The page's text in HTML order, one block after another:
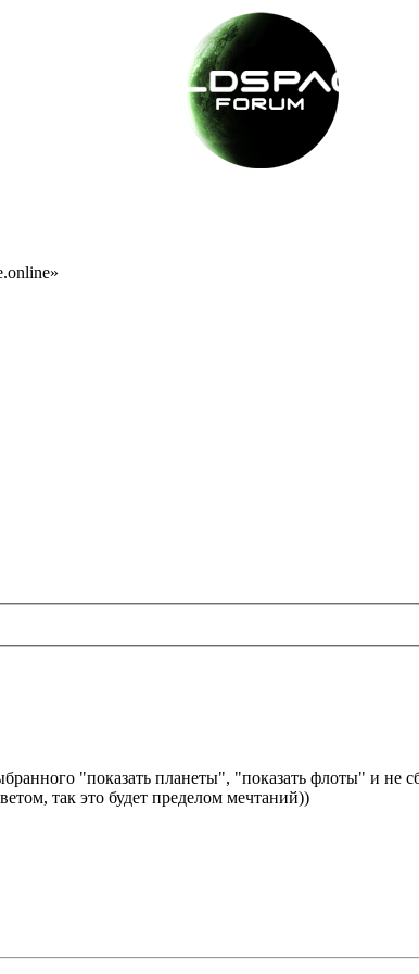
"показать планеты", "показать флоты" и
так это будет пределом мечтаний))